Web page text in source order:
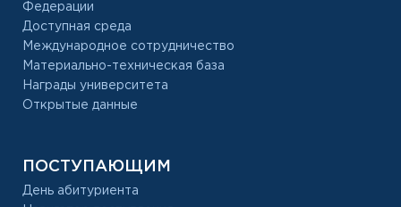
Федерации
Доступная среда
Международное сотрудничество
Материально-техническая база
Награды университета
Открытые данные
ПОСТУПАЮЩИМ
День абитуриента